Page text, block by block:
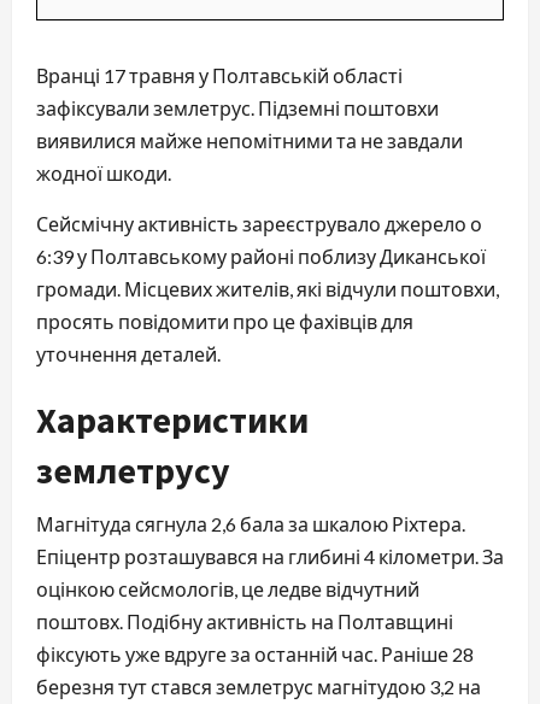
Вранці 17 травня у Полтавській області
зафіксували землетрус. Підземні поштовхи
виявилися майже непомітними та не завдали
жодної шкоди.
Сейсмічну активність зареєструвало джерело о
6:39 у Полтавському районі поблизу Диканської
громади. Місцевих жителів, які відчули поштовхи,
просять повідомити про це фахівців для
уточнення деталей.
Характеристики
землетрусу
Магнітуда сягнула 2,6 бала за шкалою Ріхтера.
Епіцентр розташувався на глибині 4 кілометри. За
оцінкою сейсмологів, це ледве відчутний
поштовх. Подібну активність на Полтавщині
фіксують уже вдруге за останній час. Раніше 28
березня тут стався землетрус магнітудою 3,2 на